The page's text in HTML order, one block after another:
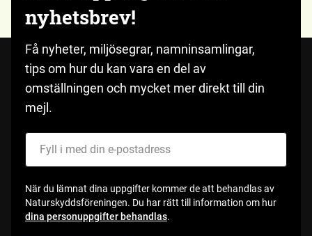
nyhetsbrev!
Få nyheter, miljösegrar, namninsamlingar,
tips om hur du kan vara en del av
omställningen och mycket mer direkt till din
mejl.
När du lämnat dina uppgifter kommer de att behandlas av
Naturskyddsföreningen. Du har rätt till information om hur
dina personuppgifter behandlas.